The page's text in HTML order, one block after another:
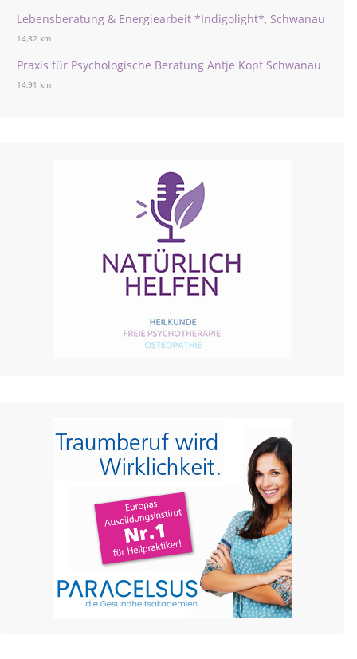
Lebensberatung & Energiearbeit *Indigolight*, Schwanau
14,82 km
Praxis für Psychologische Beratung Antje Kopf Schwanau
14,91 km